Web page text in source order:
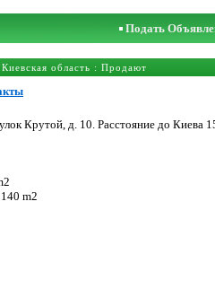
Подать
Киевская область : Продают
Крутой, д. 10. Расстояние до Киева
m2